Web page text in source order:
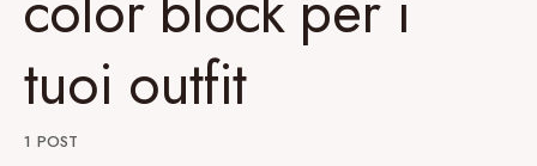
tuoi outfit
1 POST